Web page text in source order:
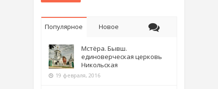
Популярное Новое
Мстёра. Бывш.
единоверческая церковь
Никольская
19 февраля, 2016